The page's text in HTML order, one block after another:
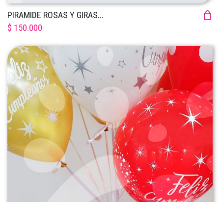
PIRAMIDE ROSAS Y GIRAS...
$ 150.000